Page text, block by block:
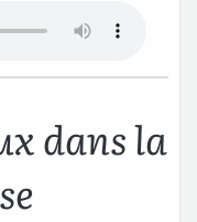
dans la